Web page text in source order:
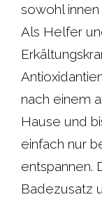
sowohl
Als Helfer
nach einem
Hause und
einfach nur
entspannen.
Badezusatz